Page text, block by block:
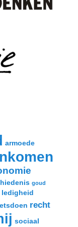
armoede
goud
ledigheid
recht
sociaal